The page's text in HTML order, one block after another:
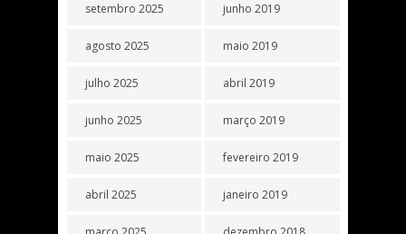
setembro 2025
agosto 2025
julho 2025
junho 2025
maio 2025
abril 2025
junho 2019
maio 2019
abril 2019
março 2019
fevereiro 2019
janeiro 2019